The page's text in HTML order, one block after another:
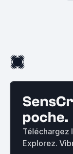
poche.
Téléchargez
Explorez.